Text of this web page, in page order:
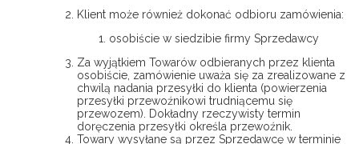
Klient może również dokonać odbioru zamówienia:
osobiście w siedzibie firmy Sprzedawcy
Za wyjątkiem Towarów odbieranych przez klienta
osobiście, zamówienie uważa się za zrealizowane z
chwilą nadania przesyłki do klienta (powierzenia
przesyłki przewoźnikowi trudniącemu się
przewozem). Dokładny rzeczywisty termin
doręczenia przesyłki określa przewoźnik.
Towary wysyłane są przez Sprzedawcę w terminie